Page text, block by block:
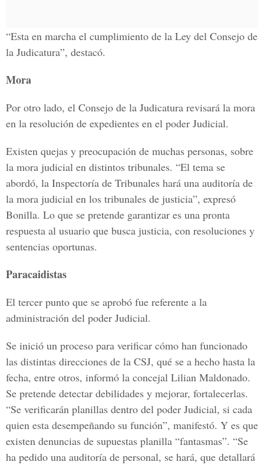
“Esta en marcha el cumplimiento de la Ley del Consejo de
la Judicatura”, destacó.
Mora
Por otro lado, el Consejo de la Judicatura revisará la mora
en la resolución de expedientes en el poder Judicial.
Existen quejas y preocupación de muchas personas, sobre
la mora judicial en distintos tribunales. “El tema se
abordó, la Inspectoría de Tribunales hará una auditoría de
la mora judicial en los tribunales de justicia”, expresó
Bonilla. Lo que se pretende garantizar es una pronta
respuesta al usuario que busca justicia, con resoluciones y
sentencias oportunas.
Paracaidistas
El tercer punto que se aprobó fue referente a la
administración del poder Judicial.
Se inició un proceso para verificar cómo han funcionado
las distintas direcciones de la CSJ, qué se a hecho hasta la
fecha, entre otros, informó la concejal Lilian Maldonado.
Se pretende detectar debilidades y mejorar, fortalecerlas.
“Se verificarán planillas dentro del poder Judicial, si cada
quien esta desempeñando su función”, manifestó. Y es que
existen denuncias de supuestas planilla “fantasmas”. “Se
ha pedido una auditoría de personal, se hará, que detallará